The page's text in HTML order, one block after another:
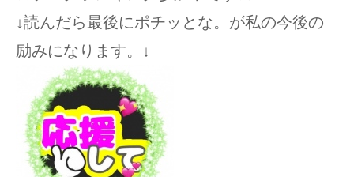
↓読んだら最後にポチッとな。が私の今後の
励みになります。↓